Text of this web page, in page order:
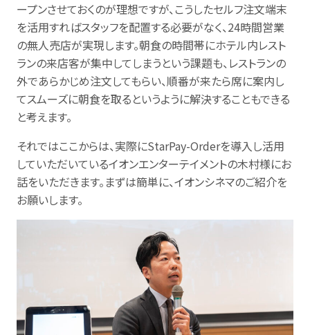
ープンさせておくのが理想ですが、こうしたセルフ注文端末
を活用すればスタッフを配置する必要がなく、24時間営業
の無人売店が実現します。朝食の時間帯にホテル内レスト
ランの来店客が集中してしまうという課題も、レストランの
外であらかじめ注文してもらい、順番が来たら席に案内し
てスムーズに朝食を取るというように解決することもできる
と考えます。
それではここからは、実際にStarPay-Orderを導入し活用
していただいているイオンエンターテイメントの木村様にお
話をいただきます。まずは簡単に、イオンシネマのご紹介を
お願いします。